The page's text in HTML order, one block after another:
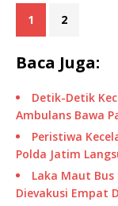
1 2
Baca Juga:
Detik-Detik
Ambulans Bawa
Peristiwa
Polda Jatim
Laka Maut
Dievakusi Empat